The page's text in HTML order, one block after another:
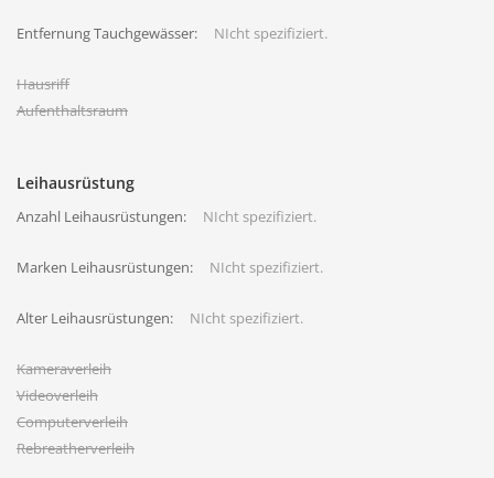
Entfernung Tauchgewässer: NIcht spezifiziert.
Hausriff
Aufenthaltsraum
Leihausrüstung
Anzahl Leihausrüstungen: NIcht spezifiziert.
Marken Leihausrüstungen: NIcht spezifiziert.
Alter Leihausrüstungen: NIcht spezifiziert.
Kameraverleih
Videoverleih
Computerverleih
Rebreatherverleih